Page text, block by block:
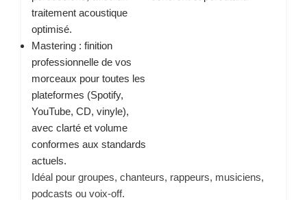
traitement acoustique
optimisé.
Mastering : finition
professionnelle de vos
morceaux pour toutes les
plateformes (Spotify,
YouTube, CD, vinyle),
avec clarté et volume
conformes aux standards
actuels.
Idéal pour groupes, chanteurs, rappeurs, musiciens,
podcasts ou voix-off.